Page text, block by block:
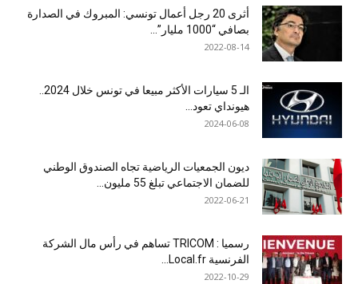
أثرى 20 رجل أعمال تونسي: المبروك في الصدارة
بصافي “1000 مليار”...
2022-08-14
هيونداي تعود...
2024-06-08
ديون الجمعيات الرياضية تجاه الصندوق الوطني
للضمان الاجتماعي تبلغ 55 مليون...
2022-06-21
رسميا : TRICOM تساهم في رأس مال الشركة
الفرنسية Local.fr...
2022-10-29